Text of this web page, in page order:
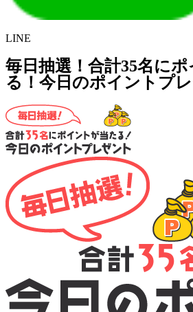
LINE
毎日抽選！合計35名に
る！今日のポイントプ